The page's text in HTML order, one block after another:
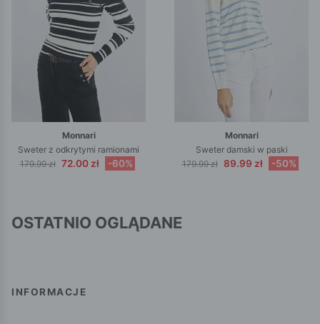
Monnari
Sweter z odkrytymi ramionami
179.99 zł 72.00 zł -60%
Monnari
Sweter damski w paski
179.99 zł 89.99 zł -50%
OSTATNIO OGLĄDANE
INFORMACJE